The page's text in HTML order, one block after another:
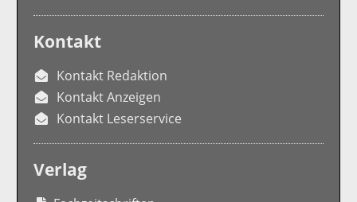
Kontakt
Kontakt Redaktion
Kontakt Anzeigen
Kontakt Leserservice
Verlag